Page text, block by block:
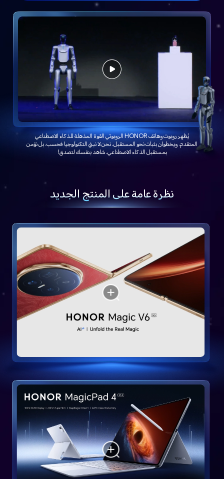
يُظهر روبوت وهاتف HONOR الروبوتي القوة المذهلة للذكاء الاصطناعي
المتقدم، ويخطوان بثبات نحو المستقبل. نحن لا نبني التكنولوجيا فحسب، بل نؤمن
بمستقبل الذكاء الاصطناعي. شاهد بنفسك لتصدق!
نظرة عامة على المنتج الجديد